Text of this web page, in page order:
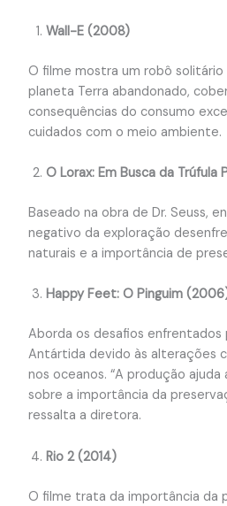
Wall-E (2008)
O filme mostra um robô
planeta Terra abandonado,
consequências do consumo
cuidados com o meio ambiente.
O Lorax: Em Busca da Trúfula
Baseado na obra de Dr. Seuss,
negativo da exploração
naturais e a importância de
Happy Feet: O Pinguim
Aborda os desafios enfrentados
Antártida devido às alterações
nos oceanos. “A produção
sobre a importância da
ressalta a diretora.
Rio 2 (2014)
O filme trata da importância da